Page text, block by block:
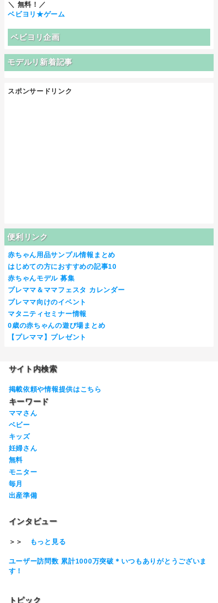
＼ 無料！／
ベビヨリ★ゲーム
ベビヨリ企画
モデルリ新着記事
スポンサードリンク
便利リンク
赤ちゃん用品サンプル情報まとめ
はじめての方におすすめの記事10
赤ちゃんモデル 募集
プレママ＆ママフェスタ カレンダー
プレママ向けのイベント
マタニティセミナー情報
0歳の赤ちゃんの遊び場まとめ
【プレママ】プレゼント
サイト内検索
掲載依頼や情報提供はこちら
キーワード
ママさん
ベビー
キッズ
妊婦さん
無料
モニター
毎月
出産準備
インタビュー
＞＞ もっと見る
ユーザー訪問数 累計1000万突破＊いつもありがとうございま
す！
トピック